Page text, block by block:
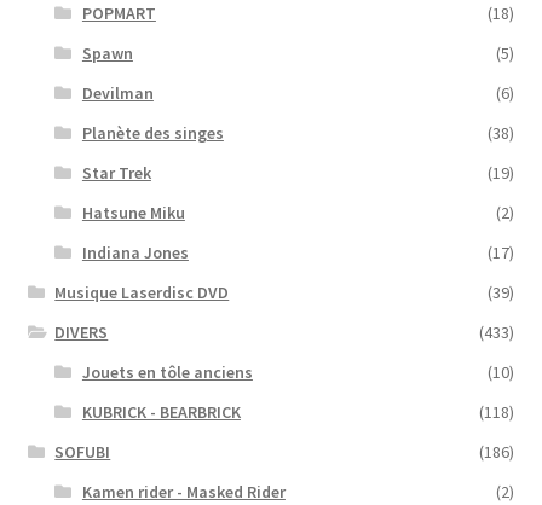
POPMART
(18)
Spawn
(5)
Devilman
(6)
Planète des singes
(38)
Star Trek
(19)
Hatsune Miku
(2)
Indiana Jones
(17)
Musique Laserdisc DVD
(39)
DIVERS
(433)
Jouets en tôle anciens
(10)
KUBRICK - BEARBRICK
(118)
SOFUBI
(186)
Kamen rider - Masked Rider
(2)